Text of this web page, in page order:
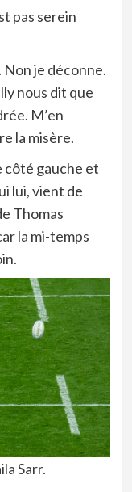
pas serein
Non je déconne.
nous dit que
M’en
la misère.
côté gauche et
lui, vient de
Thomas
la mi-temps
Sarr.